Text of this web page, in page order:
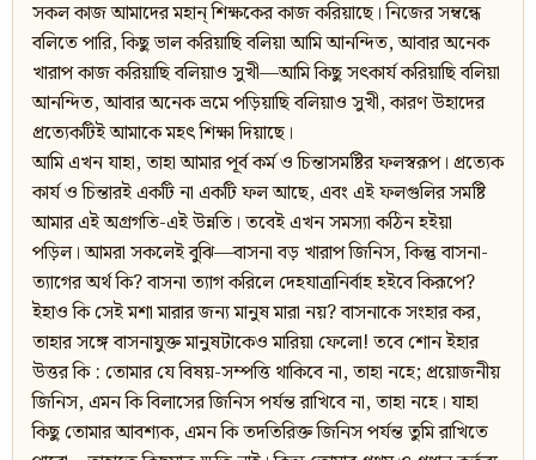
সকল কাজ আমাদের মহান‍্ শিক্ষকের কাজ করিয়াছে। নিজের সম্বন্ধে
বলিতে পারি, কিছু ভাল করিয়াছি বলিয়া আমি আনন্দিত, আবার অনেক
খারাপ কাজ করিয়াছি বলিয়াও সুখী—আমি কিছু সৎকার্য করিয়াছি বলিয়া
আনন্দিত, আবার অনেক ভ্রমে পড়িয়াছি বলিয়াও সুখী, কারণ উহাদের
প্রত্যেকটিই আমাকে মহৎ শিক্ষা দিয়াছে।
আমি এখন যাহা, তাহা আমার পূর্ব কর্ম ও চিন্তাসমষ্টির ফলস্বরূপ। প্রত্যেক
কার্য ও চিন্তারই একটি না একটি ফল আছে, এবং এই ফলগুলির সমষ্টি
আমার এই অগ্রগতি-এই উন্নতি। তবেই এখন সমস্যা কঠিন হইয়া
পড়িল। আমরা সকলেই বুঝি—বাসনা বড় খারাপ জিনিস, কিন্তু বাসনা-
ত্যাগের অর্থ কি? বাসনা ত্যাগ করিলে দেহযাত্রানির্বাহ হইবে কিরূপে?
ইহাও কি সেই মশা মারার জন্য মানুষ মারা নয়? বাসনাকে সংহার কর,
তাহার সঙ্গে বাসনাযুক্ত মানুষটাকেও মারিয়া ফেলো! তবে শোন ইহার
উত্তর কি : তোমার যে বিষয়-সম্পত্তি থাকিবে না, তাহা নহে; প্রয়োজনীয়
জিনিস, এমন কি বিলাসের জিনিস পর্যন্ত রাখিবে না, তাহা নহে। যাহা
কিছু তোমার আবশ্যক, এমন কি তদতিরিক্ত জিনিস পর্যন্ত তুমি রাখিতে